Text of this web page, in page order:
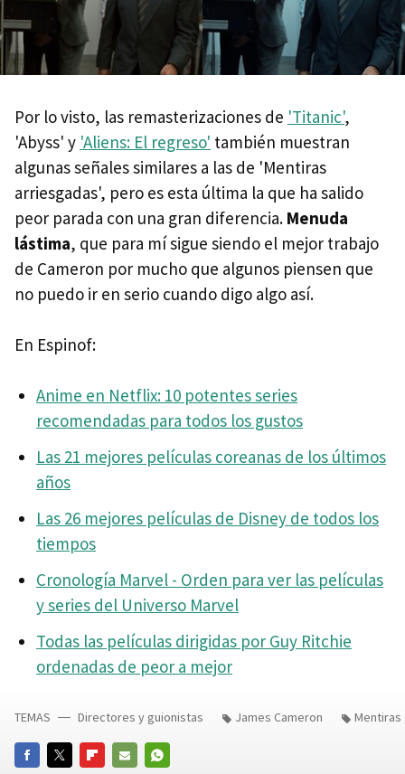
Por lo visto, las remasterizaciones de 'Titanic',
'Abyss' y 'Aliens: El regreso' también muestran
algunas señales similares a las de 'Mentiras
arriesgadas', pero es esta última la que ha salido
peor parada con una gran diferencia. Menuda
lástima, que para mí sigue siendo el mejor trabajo
de Cameron por mucho que algunos piensen que
no puedo ir en serio cuando digo algo así.
En Espinof:
Anime en Netflix: 10 potentes series
recomendadas para todos los gustos
Las 21 mejores películas coreanas de los últimos
años
Las 26 mejores películas de Disney de todos los
tiempos
Cronología Marvel - Orden para ver las películas
y series del Universo Marvel
Todas las películas dirigidas por Guy Ritchie
ordenadas de peor a mejor
TEMAS Directores y guionistas James Cameron